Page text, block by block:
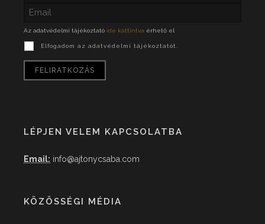
Az adatvédelmi tájékoztató ide kattintva érhető el
Elfogadom az adatvédelmi tájékoztatót.
LÉPJEN VELEM KAPCSOLATBA
Email: info@ajtonycsaba.com
KÖZÖSSÉGI MÉDIA